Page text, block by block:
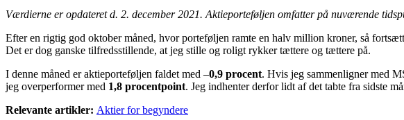
Værdierne er opdateret d. 2. december 2021. Aktieporteføljen omfatter på nuværende
Efter en rigtig god oktober måned, hvor porteføljen ramte en halv million kroner, så
Det er dog ganske tilfredsstillende, at jeg stille og roligt rykker tættere og tættere på.
I denne måned er aktieporteføljen faldet med –0,9 procent. Hvis jeg sammenligner med
jeg overperformer med 1,8 procentpoint. Jeg indhenter derfor lidt af det tabte fra sidste
Relevante artikler: Aktier for begyndere